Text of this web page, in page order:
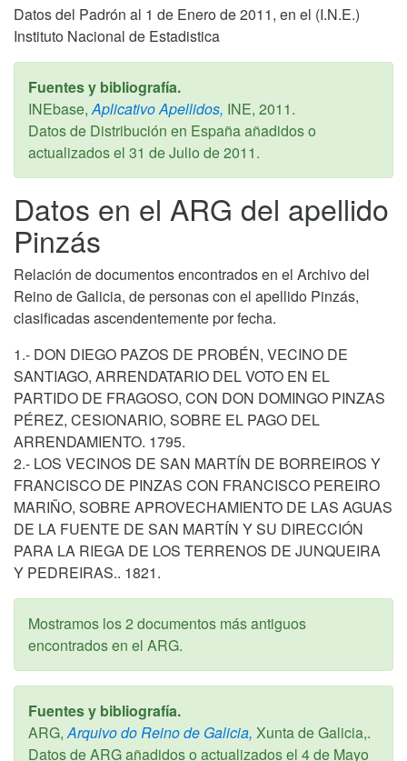
Datos del Padrón al 1 de Enero de 2011, en el (I.N.E.)
Instituto Nacional de Estadistica
Fuentes y bibliografía.
INEbase, Aplicativo Apellidos, INE, 2011.
Datos de Distribución en España añadidos o
actualizados el 31 de Julio de 2011.
Datos en el ARG del apellido
Pinzás
Relación de documentos encontrados en el Archivo del
Reino de Galicia, de personas con el apellido Pinzás,
clasificadas ascendentemente por fecha.
1.- DON DIEGO PAZOS DE PROBÉN, VECINO DE
SANTIAGO, ARRENDATARIO DEL VOTO EN EL
PARTIDO DE FRAGOSO, CON DON DOMINGO PINZAS
PÉREZ, CESIONARIO, SOBRE EL PAGO DEL
ARRENDAMIENTO. 1795.
2.- LOS VECINOS DE SAN MARTÍN DE BORREIROS Y
FRANCISCO DE PINZAS CON FRANCISCO PEREIRO
MARIÑO, SOBRE APROVECHAMIENTO DE LAS AGUAS
DE LA FUENTE DE SAN MARTÍN Y SU DIRECCIÓN
PARA LA RIEGA DE LOS TERRENOS DE JUNQUEIRA
Y PEDREIRAS.. 1821.
Mostramos los 2 documentos más antiguos
encontrados en el ARG.
Fuentes y bibliografía.
ARG, Arquivo do Reino de Galicia, Xunta de Galicia,.
Datos de ARG añadidos o actualizados el 4 de Mayo